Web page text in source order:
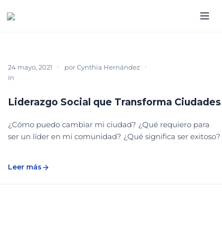
24 mayo, 2021 porCynthia Hernández
In
Liderazgo Social que Transforma Ciudades
¿Cómo puedo cambiar mi ciudad? ¿Qué requiero para
ser un líder en mi comunidad? ¿Qué significa ser exitoso?
Leer más